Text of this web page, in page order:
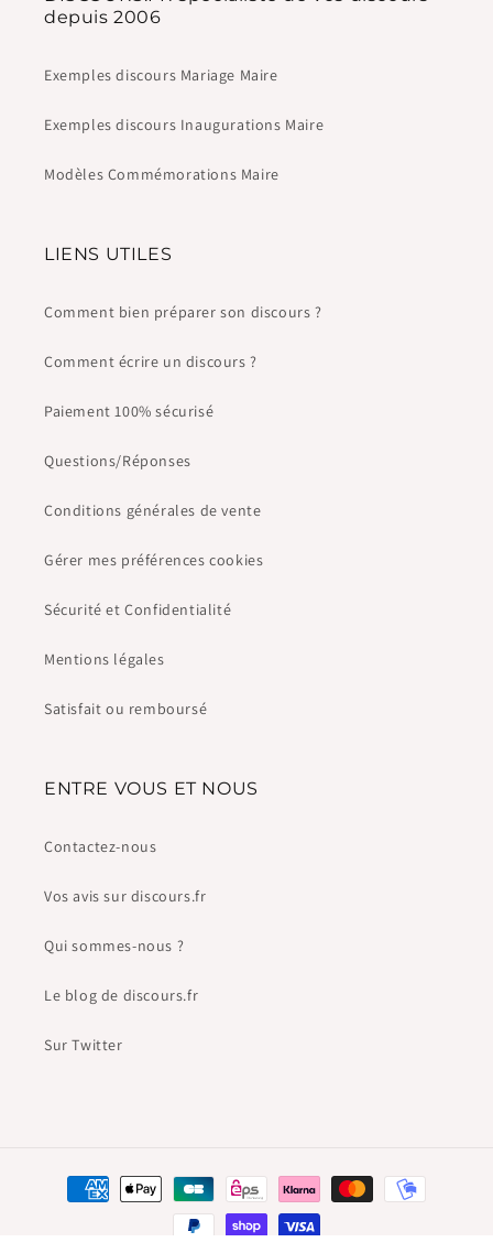
depuis 2006
Exemples discours Mariage Maire
Exemples discours Inaugurations Maire
Modèles Commémorations Maire
LIENS UTILES
Comment bien préparer son discours ?
Comment écrire un discours ?
Paiement 100% sécurisé
Questions/Réponses
Conditions générales de vente
Gérer mes préférences cookies
Sécurité et Confidentialité
Mentions légales
Satisfait ou remboursé
ENTRE VOUS ET NOUS
Contactez-nous
Vos avis sur discours.fr
Qui sommes-nous ?
Le blog de discours.fr
Sur Twitter
Moyens